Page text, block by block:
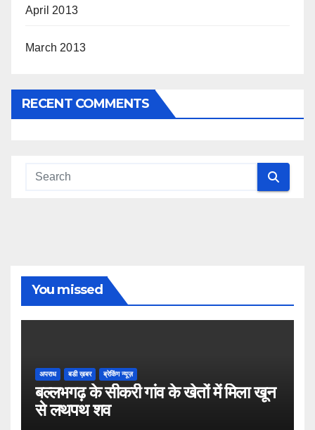
April 2013
March 2013
RECENT COMMENTS
You missed
अपराध बडी ख़बर ब्रेकिंग न्यूज़
बल्लभगढ़ के सीकरी गांव के खेतों में मिला खून
से लथपथ शव